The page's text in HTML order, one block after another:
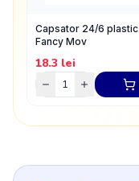
Capsator 24/6 plastic
Fancy Mov
18.3 lei